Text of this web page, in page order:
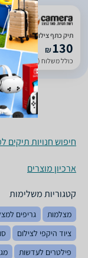
תיק כתף צילום לאופרו Adventura II SH 110
₪130
כולל משלוח (20 ₪)
חיפוש חנויות תיקים
ארכיון מוצרים
קטגוריות משלימות
מצלמות גריפים
ציוד היקפי לצילום
פילטרים לעדשות